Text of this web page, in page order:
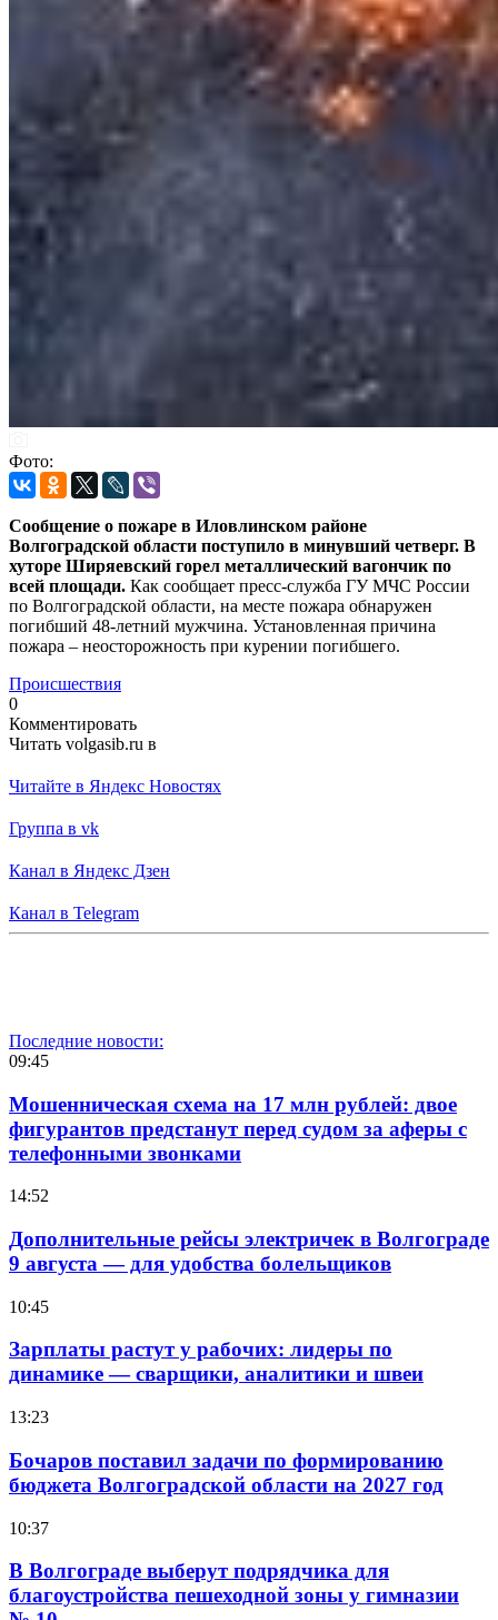
Фото:
Cообщение о пожаре в Иловлинском районе
Волгоградской области поступило в минувший четверг. В
хуторе Ширяевский горел металлический вагончик по
всей площади. Как сообщает пресс-служба ГУ МЧС России
по Волгоградской области, на месте пожара обнаружен
погибший 48-летний мужчина. Установленная причина
пожара – неосторожность при курении погибшего.
Происшествия
0
Комментировать
Читать volgasib.ru в
Читайте в Яндекс Новостях
Группа в vk
Канал в Яндекс Дзен
Канал в Telegram
Последние новости:
09:45
Мошенническая схема на 17 млн рублей: двое
фигурантов предстанут перед судом за аферы с
телефонными звонками
14:52
Дополнительные рейсы электричек в Волгограде
9 августа — для удобства болельщиков
10:45
Зарплаты растут у рабочих: лидеры по
динамике — сварщики, аналитики и швеи
13:23
Бочаров поставил задачи по формированию
бюджета Волгоградской области на 2027 год
10:37
В Волгограде выберут подрядчика для
благоустройства пешеходной зоны у гимназии